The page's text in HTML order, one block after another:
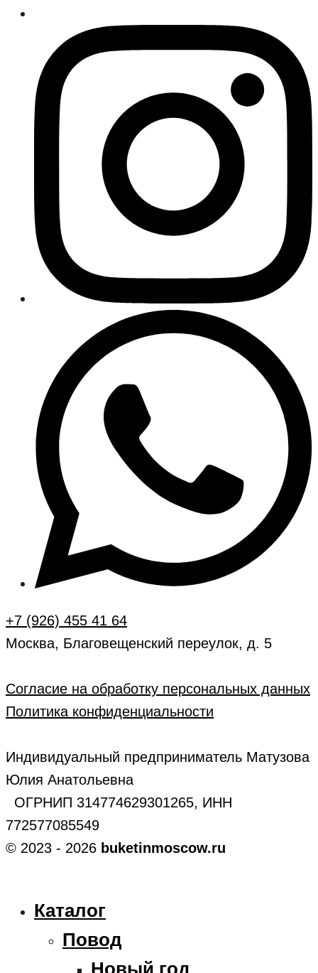
+7 (926) 455 41 64
Москва, Благовещенский переулок, д. 5
Согласие на обработку персональных данных
Политика конфиденциальности
Индивидуальный предприниматель Матузова
Юлия Анатольевна
ОГРНИП 314774629301265, ИНН
772577085549
© 2023 - 2026 buketinmoscow.ru
Каталог
Повод
Новый год